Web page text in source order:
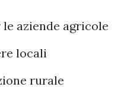
aziende agricole
locali
rurale